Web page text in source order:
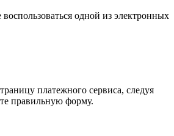
одной из электронных
платежного сервиса, следуя
правильную форму.